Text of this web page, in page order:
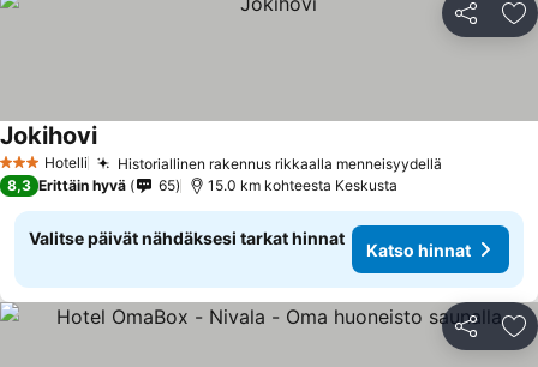
Jaa
3 Tähtiluokitus
Hotelli Historiallinen rakennus rikkaalla menneisyydellä
JokihoviKatso hinnat
8,3 Erittäin hyvä 65 15.0 km kohteesta Keskusta
Valitse päivät nähdäksesi tarkat hinnat
Katso hinnat
Jaa